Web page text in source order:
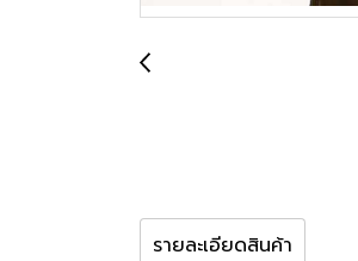
รายละเอียดสินค้า